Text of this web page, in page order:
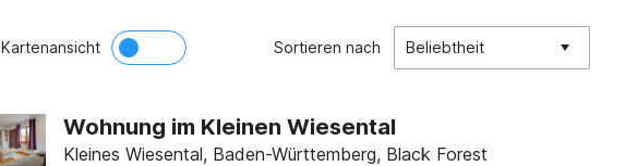
Kartenansicht Sortieren nach Beliebtheit
Wohnung im Kleinen Wiesental
Kleines Wiesental, Baden-Württemberg, Black Forest